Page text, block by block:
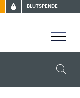
BLUTSPENDE